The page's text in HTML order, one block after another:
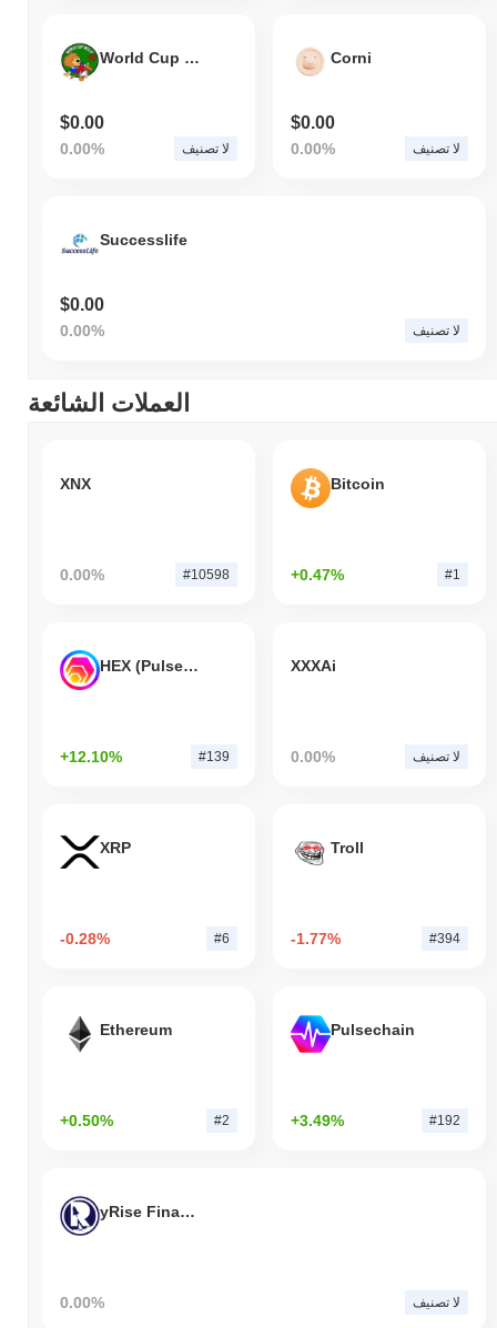
World Cup Willie
$0.00
0.00% لا تصنيف
Corni
$0.00
0.00% لا تصنيف
Successlife
$0.00
0.00% لا تصنيف
العملات الشائعة
XNX
0.00% #10598
Bitcoin
+0.47% #1
HEX (Pulsechain)
+12.10% #139
XXXAi
0.00% لا تصنيف
XRP
-0.28% #6
Troll
-1.77% #394
Ethereum
+0.50% #2
Pulsechain
+3.49% #192
yRise Finance
0.00% لا تصنيف